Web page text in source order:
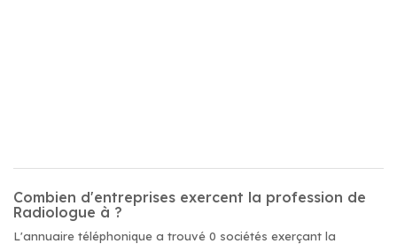
Combien d'entreprises exercent la profession de
Radiologue à ?
L'annuaire téléphonique a trouvé 0 sociétés exerçant la